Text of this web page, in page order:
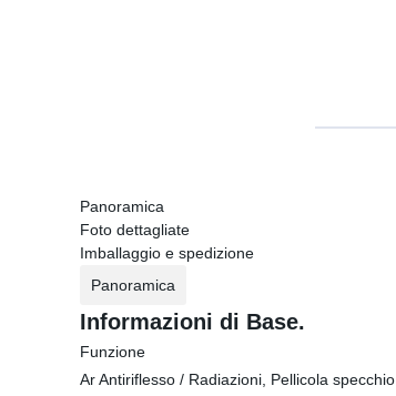
Panoramica
Foto dettagliate
Imballaggio e spedizione
Panoramica
Informazioni di Base.
Funzione
Ar Antiriflesso / Radiazioni, Pellicola specchio